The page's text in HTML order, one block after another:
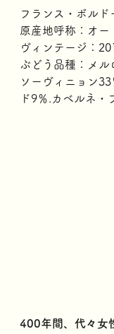
フランス・ボルド
原産地呼称：オー
ヴィンテージ：
ぶどう品種：メル
ソーヴィニョン
ド9％.カベルネ・
400年間、代々女